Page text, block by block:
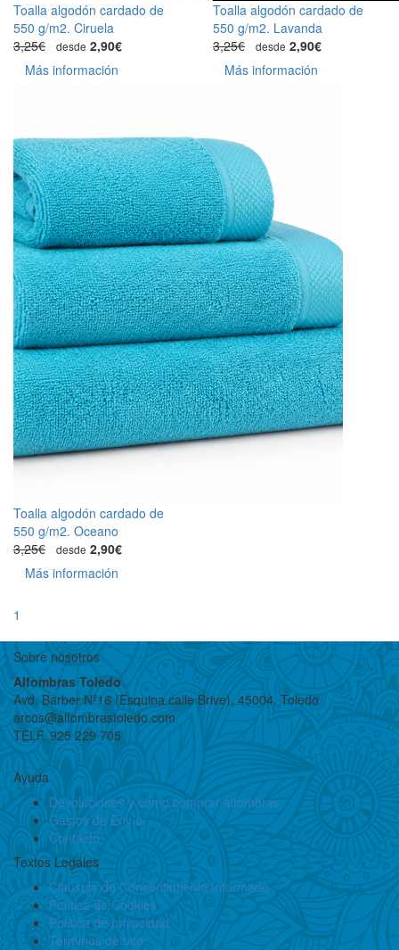
Toalla algodón cardado de
550 g/m2. Ciruela
3,25€
desde 2,90€
Más información
Toalla algodón cardado de
550 g/m2. Lavanda
3,25€
desde 2,90€
Más información
Toalla algodón cardado de
550 g/m2. Oceano
3,25€
desde 2,90€
Más información
1
Sobre nosotros
Alfombras Toledo
Avd. Barber Nº16 (Esquina calle Brive), 45004, Toledo
arcos@alfombrastoledo.com
TELF. 925 229 705
Ayuda
Devoluciones y cómo comprar alfombras
Gastos de Envío
Contacto
Textos Legales
Claúsula de Consentimiento Informado
Política de Cookies
Política de privacidad
Términos de uso